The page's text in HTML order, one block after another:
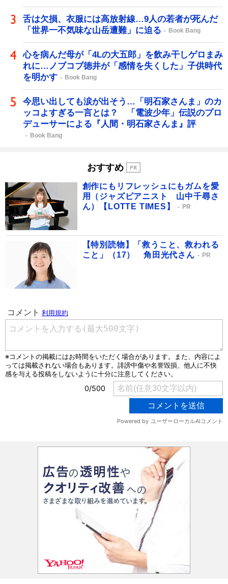
舌は欠損、衣服には高放射線…9人の若者が死んだ
「世界一不気味な山岳遭難」に迫る
Book Bang
心を病んだ母が「4Lの大五郎」を飲み干しゲロまみ
れに…ノブコブ徳井が「感情を失くした」子供時代
を明かす
Book Bang
今思い出しても涙が出そう…「明石家さんま」のカ
ッコよすぎる一言とは？ 「電波少年」伝説のプロ
デューサーによる『人間・明石家さんま』評
Book Bang
おすすめ
創作にもリフレッシュにもガムを愛
用（ジャズピアニスト 山中千尋さ
ん）【LOTTE TIMES】
PR
【特別読物】「救うこと、救われる
こと」（17） 角田光代さん
PR